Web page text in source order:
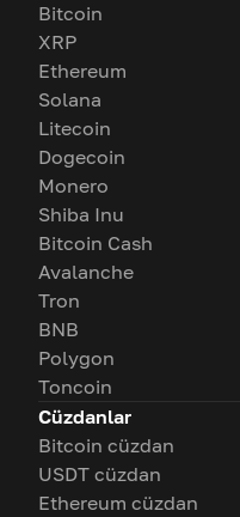
Bitcoin
XRP
Ethereum
Solana
Litecoin
Dogecoin
Monero
Shiba Inu
Bitcoin Cash
Avalanche
Tron
BNB
Polygon
Toncoin
Cüzdanlar
Bitcoin cüzdan
USDT cüzdan
Ethereum cüzdan